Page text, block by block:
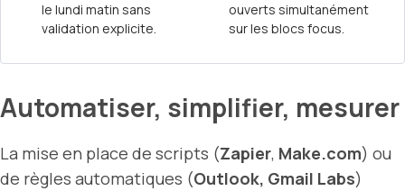
le lundi matin sans
validation explicite.
ouverts simultanément
sur les blocs focus.
Automatiser, simplifier, mesurer
La mise en place de scripts (Zapier, Make.com) ou
de règles automatiques (Outlook, Gmail Labs)